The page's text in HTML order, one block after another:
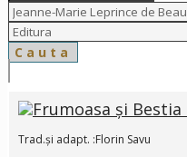
Trad.și adapt. :Florin Savu